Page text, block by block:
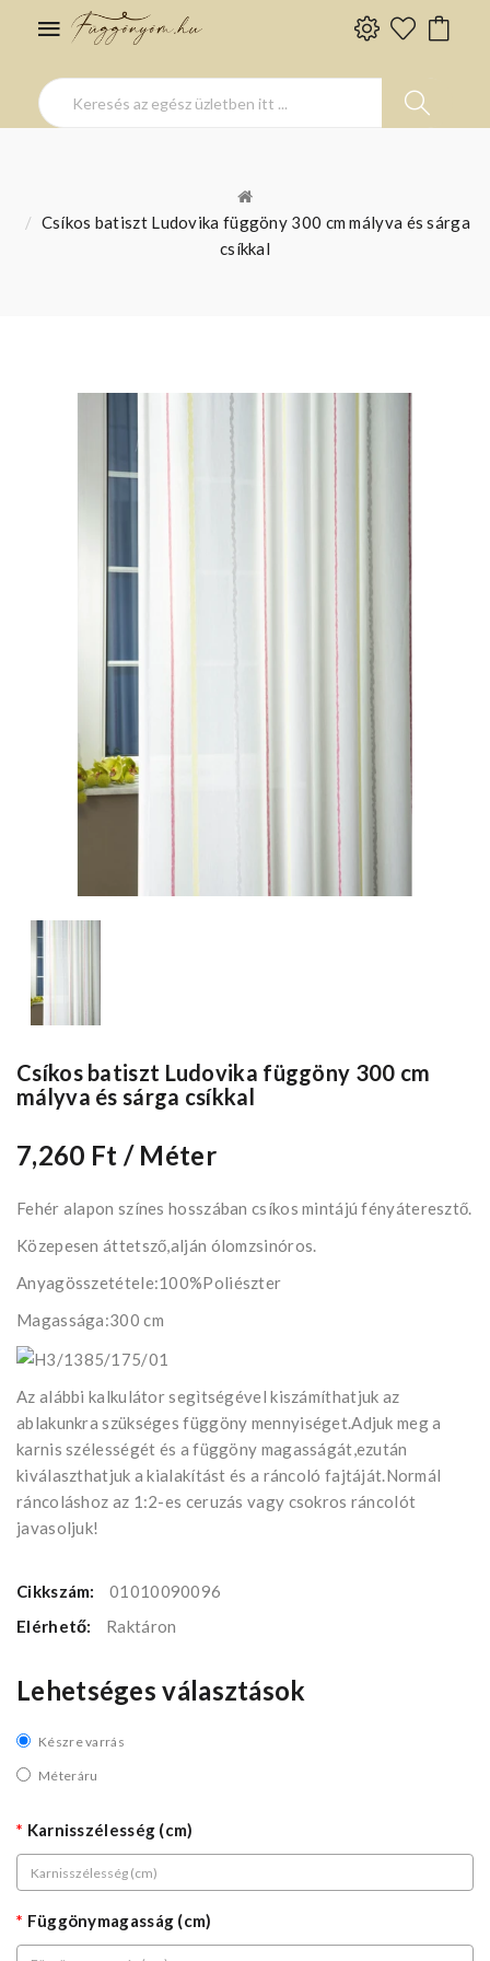
Csíkos batiszt Ludovika függöny 300 cm mályva és sárga
csíkkal
Csíkos batiszt Ludovika függöny 300 cm
mályva és sárga csíkkal
7,260 Ft / Méter
Fehér alapon színes hosszában csíkos mintájú fényáteresztő.
Közepesen áttetsző,alján ólomzsinóros.
Anyagösszetétele:100%Poliészter
Magassága:300 cm
Az alábbi kalkulátor segìtségével kiszámíthatjuk az
ablakunkra szükséges függöny mennyiséget.Adjuk meg a
karnis szélességét és a függöny magasságát,ezután
kiválaszthatjuk a kialakítást és a ráncoló fajtáját.Normál
ráncoláshoz az 1:2-es ceruzás vagy csokros ráncolót
javasoljuk!
Cikkszám:
01010090096
Elérhető:
Raktáron
Lehetséges választások
Készre varrás
Méteráru
Karnisszélesség (cm)
Függönymagasság (cm)